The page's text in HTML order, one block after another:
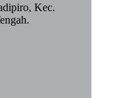
Kec.